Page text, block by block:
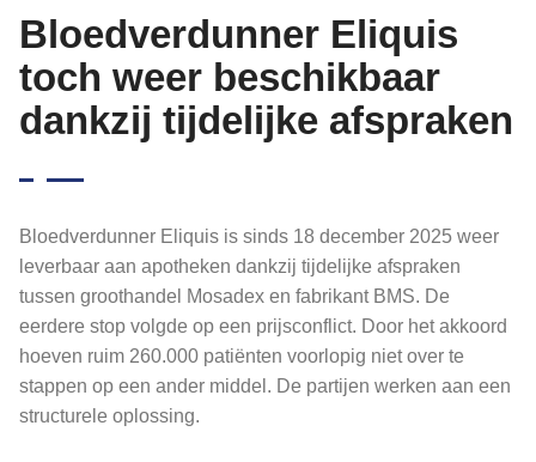
Bloedverdunner Eliquis
toch weer beschikbaar
dankzij tijdelijke afspraken
Bloedverdunner Eliquis is sinds 18 december 2025 weer
leverbaar aan apotheken dankzij tijdelijke afspraken
tussen groothandel Mosadex en fabrikant BMS. De
eerdere stop volgde op een prijsconflict. Door het akkoord
hoeven ruim 260.000 patiënten voorlopig niet over te
stappen op een ander middel. De partijen werken aan een
structurele oplossing.